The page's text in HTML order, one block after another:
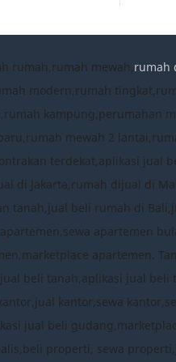
rumah,rumah mewah,rumah
modern,rumah
kampung,perumahan
mewah 2
terdekat,aplikasi
di Jakarta,rumah dijual di
tanah,jual beli rumah di
apartemen
apartemen.
beli tanah,aplikasi jual beli
kantor,sewa
jual beli
properti, sewa